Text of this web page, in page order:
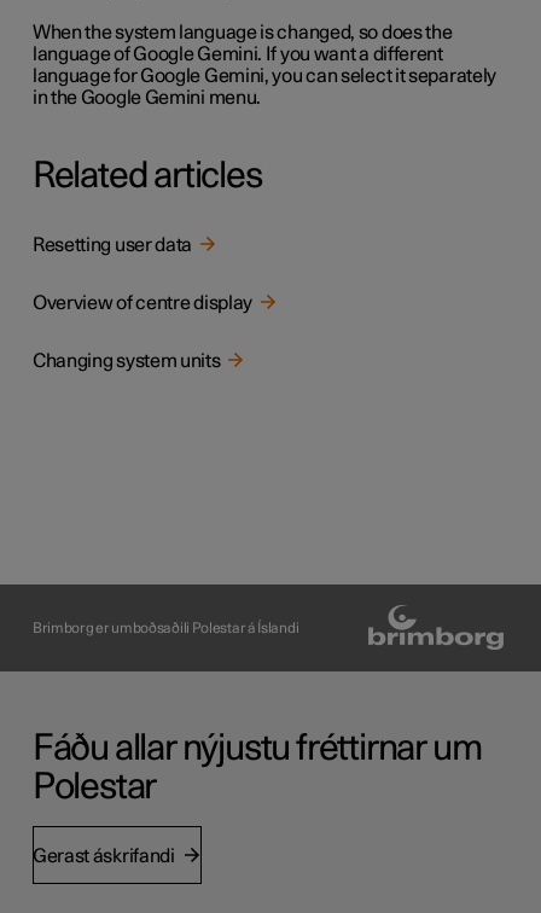
When the system language is changed, so does the
language of Google Gemini. If you want a different
language for Google Gemini, you can select it separately
in the Google Gemini menu.
Related articles
Resetting user data
Overview of centre display
Changing system units
Brimborg er umboðsaðili Polestar á Íslandi
Fáðu allar nýjustu fréttirnar um
Polestar
Gerast áskrifandi